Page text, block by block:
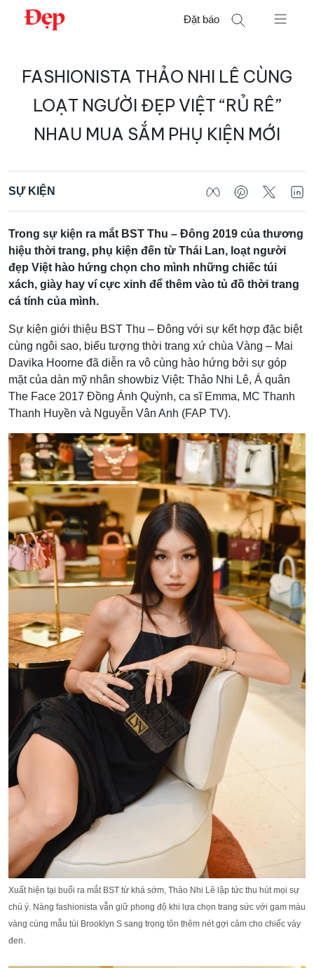
Chuyển
Đặt báo
kiếm
FASHIONISTA THẢO NHI LÊ CÙNG
LOẠT NGƯỜI ĐẸP VIỆT “RỦ RÊ”
NHAU MUA SẮM PHỤ KIỆN MỚI
SỰ KIỆN
Trong sự kiện ra mắt BST Thu – Đông 2019 của thương
hiệu thời trang, phụ kiện đến từ Thái Lan, loạt người
đẹp Việt hào hứng chọn cho mình những chiếc túi
xách, giày hay ví cực xinh để thêm vào tủ đồ thời trang
cá tính của mình.
Sự kiện giới thiệu BST Thu – Đông với sự kết hợp đặc biệt
cùng ngôi sao, biểu tượng thời trang xứ chùa Vàng – Mai
Davika Hoorne đã diễn ra vô cùng hào hứng bởi sự góp
mặt của dàn mỹ nhân showbiz Việt: Thảo Nhi Lê, Á quân
The Face 2017 Đồng Ánh Quỳnh, ca sĩ Emma, MC Thanh
Thanh Huyền và Nguyễn Vân Anh (FAP TV).
Xuất hiện tại buổi ra mắt BST từ khá sớm, Thảo Nhi Lê lập tức thu hút mọi sự
chú ý. Nàng fashionista vẫn giữ phong độ khi lựa chọn trang sức với gam màu
vàng cùng mẫu túi Brooklyn S sang trọng tôn thêm nét gợi cảm cho chiếc váy
đen.